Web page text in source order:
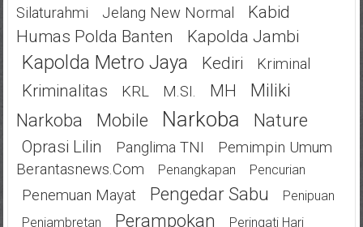
Silaturahmi
Jelang New Normal
Kabid
Humas Polda Banten
Kapolda Jambi
Kapolda Metro Jaya Kediri Kriminal
Kriminalitas KRL M.SI. MH
Miliki
Narkoba
Mobile Narkoba Nature
Oprasi Lilin Panglima TNI
Pemimpin Umum
Berantasnews.com
Penangkapan Pencurian
Penemuan Mayat Pengedar Sabu
Penipuan
Penjambretan
Perampokan
Peringati Hari